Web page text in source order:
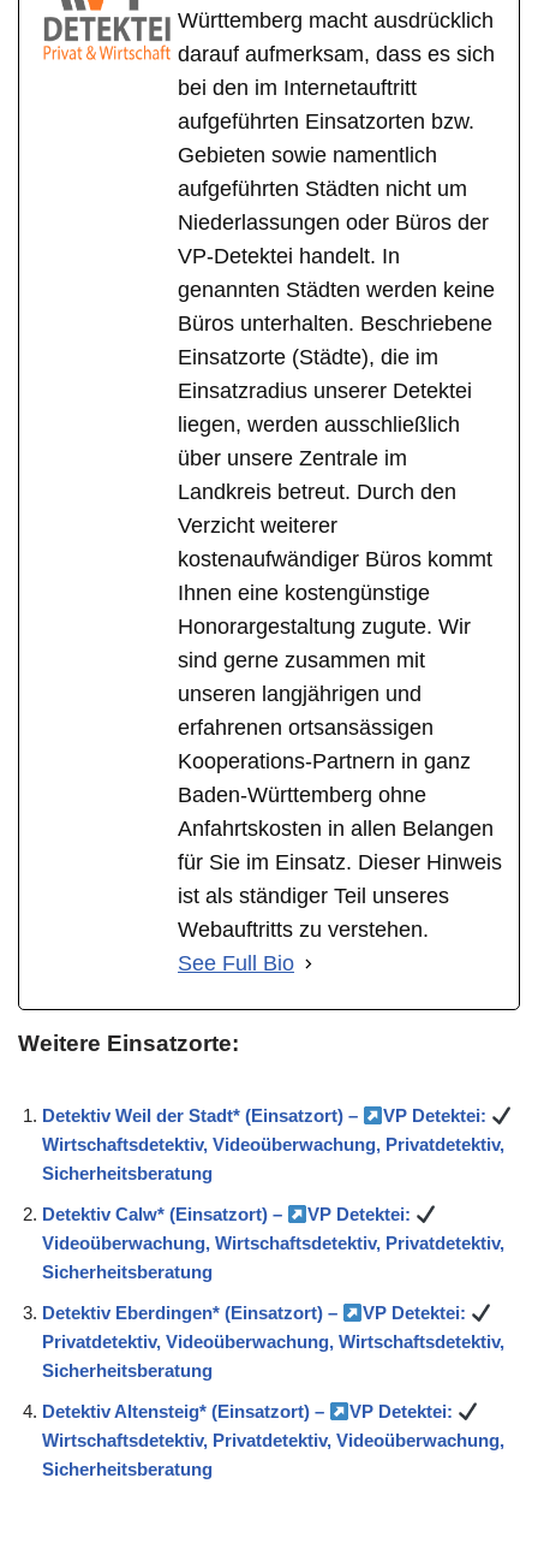
Württemberg macht ausdrücklich
darauf aufmerksam, dass es sich
bei den im Internetauftritt
aufgeführten Einsatzorten bzw.
Gebieten sowie namentlich
aufgeführten Städten nicht um
Niederlassungen oder Büros der
VP-Detektei handelt. In
genannten Städten werden keine
Büros unterhalten. Beschriebene
Einsatzorte (Städte), die im
Einsatzradius unserer Detektei
liegen, werden ausschließlich
über unsere Zentrale im
Landkreis betreut. Durch den
Verzicht weiterer
kostenaufwändiger Büros kommt
Ihnen eine kostengünstige
Honorargestaltung zugute. Wir
sind gerne zusammen mit
unseren langjährigen und
erfahrenen ortsansässigen
Kooperations-Partnern in ganz
Baden-Württemberg ohne
Anfahrtskosten in allen Belangen
für Sie im Einsatz. Dieser Hinweis
ist als ständiger Teil unseres
Webauftritts zu verstehen.
See Full Bio
Weitere Einsatzorte:
Detektiv Weil der Stadt* (Einsatzort) –
VP Detektei:
Wirtschaftsdetektiv, Videoüberwachung, Privatdetektiv,
Sicherheitsberatung
Detektiv Calw* (Einsatzort) –
VP Detektei:
Videoüberwachung, Wirtschaftsdetektiv, Privatdetektiv,
Sicherheitsberatung
Detektiv Eberdingen* (Einsatzort) –
VP Detektei:
Privatdetektiv, Videoüberwachung, Wirtschaftsdetektiv,
Sicherheitsberatung
Detektiv Altensteig* (Einsatzort) –
VP Detektei:
Wirtschaftsdetektiv, Privatdetektiv, Videoüberwachung,
Sicherheitsberatung